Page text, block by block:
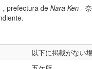
prefectura deNara Ken -
以下に掲載がない